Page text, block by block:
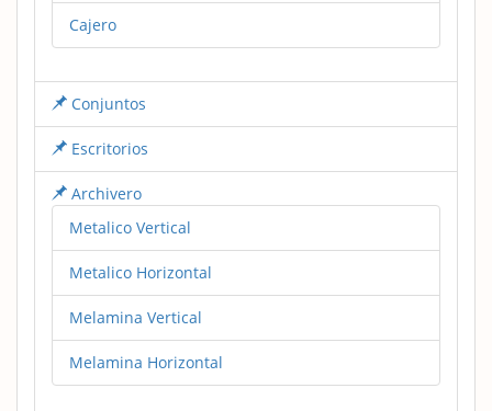
Cajero
Conjuntos
Escritorios
Archivero
Metalico Vertical
Metalico Horizontal
Melamina Vertical
Melamina Horizontal